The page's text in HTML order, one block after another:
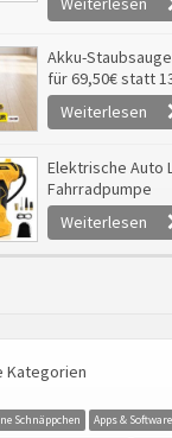
Akku-
für 69,50€ statt
Weiterlesen
Elektrische Auto
Fahrradpumpe
Weiterlesen
Kategorien
Schnäppchen Apps & Software